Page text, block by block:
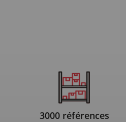
3000 références